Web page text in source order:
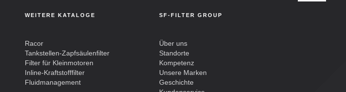
WEITERE KATALOGE
Racor
Tankstellen-Zapfsäulenfilter
Filter für Kleinmotoren
Inline-Kraftstofffilter
Fluidmanagement
SF-FILTER GROUP
Über uns
Standorte
Kompetenz
Unsere Marken
Geschichte